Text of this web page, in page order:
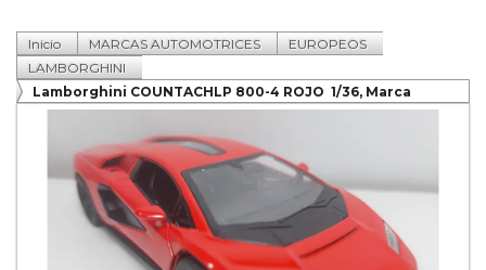
Inicio MARCAS AUTOMOTRICES
EUROPEOS
LAMBORGHINI
Lamborghini COUNTACHLP 800-4 ROJO 1/36, Marca
KINSMART